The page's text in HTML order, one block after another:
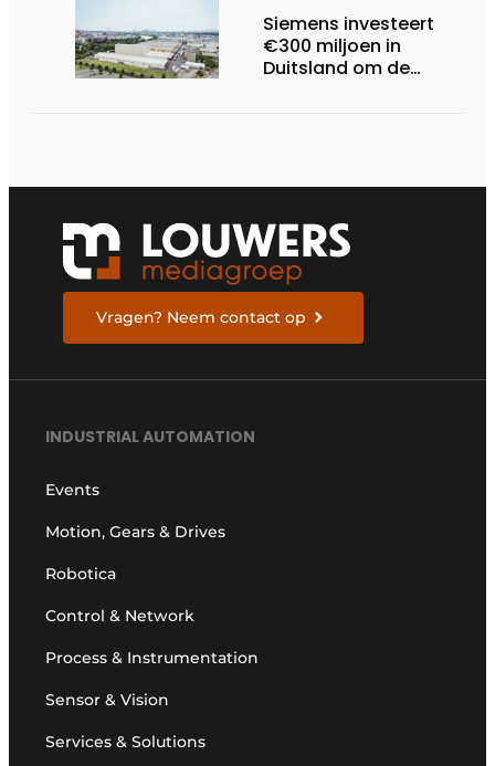
Siemens investeert
€300 miljoen in
Duitsland om de
Vragen? Neem contact op
INDUSTRIAL AUTOMATION
Events
Motion, Gears & Drives
Robotica
Control & Network
Process & Instrumentation
Sensor & Vision
Services & Solutions